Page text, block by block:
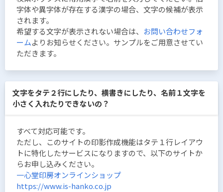
字体や異字体が存在する漢字の場合、文字の候補が表示
されます。
希望する文字が表示されない場合は、 お問い合わせフォ
ームよりお知らせください。サンプルをご用意させてい
ただきます。
文字をタテ２行にしたり、横書きにしたり、名前１文字を
小さく入れたりできないの？
すべて対応可能です。
ただし、このサイトの印影作成機能はタテ１行レイアウ
トに特化したサービスになりますので、以下のサイトか
らお申し込みください。
一心堂印房オンラインショップ
https://www.is-hanko.co.jp